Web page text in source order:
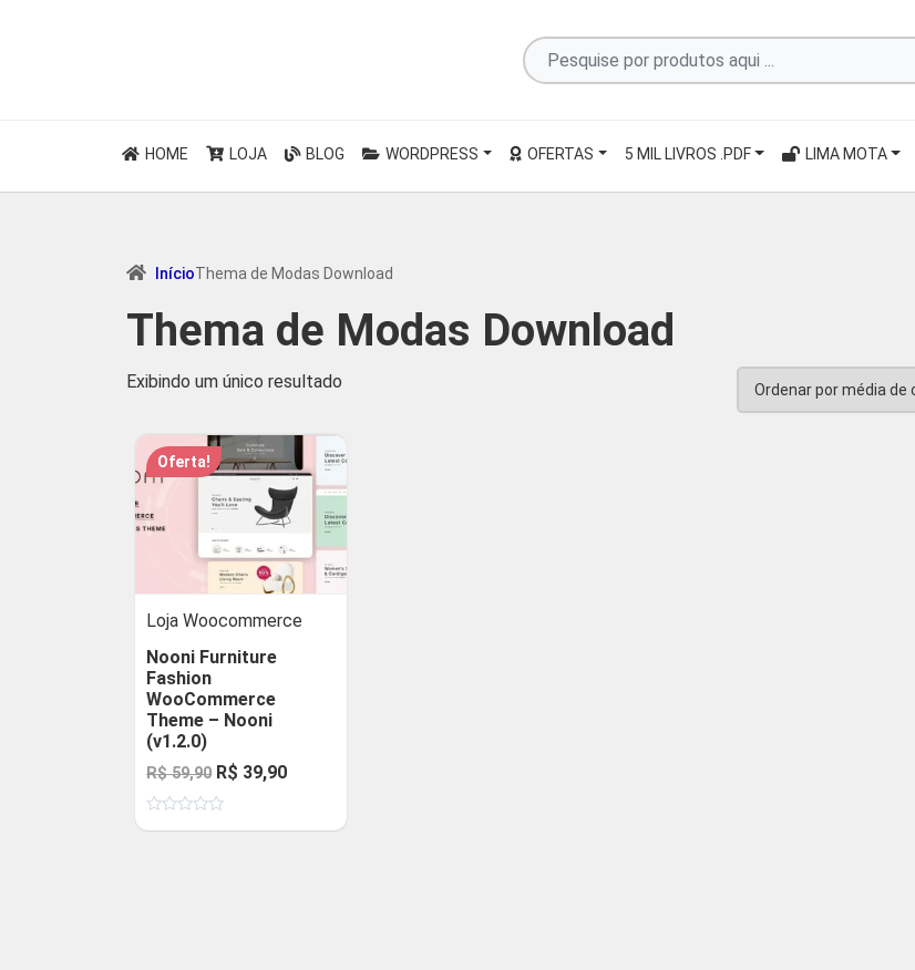
Pesquise
por
HOME LOJA BLOG WORDPRESS OFERTAS 5 MIL LIVROS .PDF LIMA MOTA
InícioThema de Modas Download
Thema de Modas Download
Exibindo um único resultado
Oferta!
Loja Woocommerce
Nooni Furniture
Fashion
WooCommerce
Theme – Nooni
(v1.2.0)
R$59,90 O
preço
original
R$ 39,90O
atual